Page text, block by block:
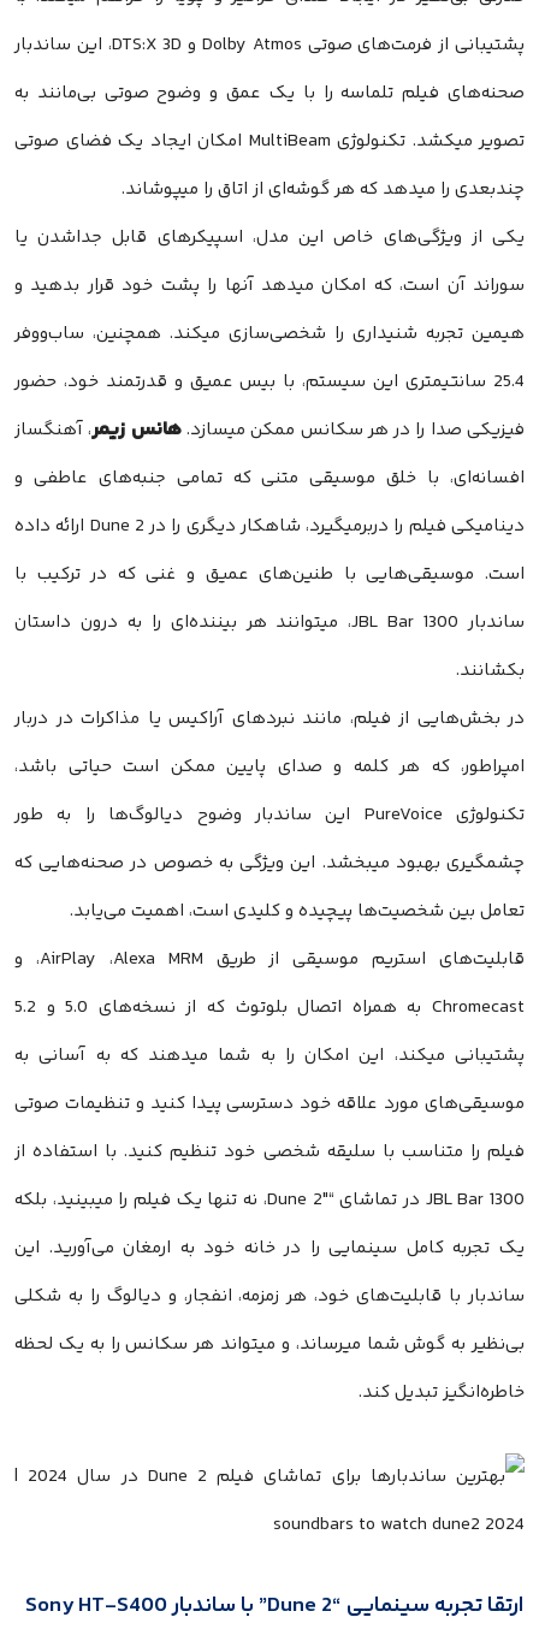
پشتیبانی از فرمت‌های صوتی Dolby Atmos و DTS:X 3D، این ساندبار
صحنه‌های فیلم تلماسه را با یک عمق و وضوح صوتی بی‌مانند به
تصویر میکشد. تکنولوژی MultiBeam امکان ایجاد یک فضای صوتی
چندبعدی را میدهد که هر گوشه‌ای از اتاق را میپوشاند.
یکی از ویژگی‌های خاص این مدل، اسپیکرهای قابل جداشدن یا
سوراند آن است، که امکان میدهد آنها را پشت خود قرار بدهید و
هیمین تجربه‌ شنیداری را شخصی‌سازی میکند. همچنین، ساب‌ووفر
25.4 سانتیمتری این سیستم، با بیس عمیق و قدرتمند خود، حضور
فیزیکی صدا را در هر سکانس ممکن میسازد.هانس زیمر، آهنگساز
افسانه‌ای، با خلق موسیقی متنی که تمامی جنبه‌های عاطفی و
دینامیکی فیلم را دربرمیگیرد، شاهکار دیگری را در Dune 2 ارائه داده
است. موسیقی‌هایی با طنین‌های عمیق و غنی که در ترکیب با
ساندبار JBL Bar 1300، میتوانند هر بیننده‌ای را به درون داستان
بکشانند.
در بخش‌هایی از فیلم، مانند نبردهای آراکیس یا مذاکرات در دربار
امپراطور، که هر کلمه و صدای پایین ممکن است حیاتی باشد،
تکنولوژی PureVoice این ساندبار وضوح دیالوگ‌ها را به طور
چشمگیری بهبود میبخشد. این ویژگی به خصوص در صحنه‌هایی که
تعامل بین شخصیت‌ها پیچیده و کلیدی است، اهمیت می‌یابد.
قابلیت‌های استریم موسیقی از طریق AirPlay ،Alexa MRM، و
Chromecast به همراه اتصال بلوتوث که از نسخه‌های 5.0 و 5.2
پشتیبانی میکند، این امکان را به شما میدهند که به آسانی به
موسیقی‌های مورد علاقه خود دسترسی پیدا کنید و تنظیمات صوتی
فیلم را متناسب با سلیقه شخصی خود تنظیم کنید. با استفاده از
JBL Bar 1300 در تماشای “Dune 2″، نه تنها یک فیلم را میبینید، بلکه
یک تجربه کامل سینمایی را در خانه خود به ارمغان می‌آورید. این
ساندبار با قابلیت‌های خود، هر زمزمه، انفجار، و دیالوگ را به شکلی
بی‌نظیر به گوش شما میرساند، و میتواند هر سکانس را به یک لحظه‌
خاطره‌انگیز تبدیل کند.
ارتقا تجربه سینمایی “Dune 2” با ساندبار Sony HT-S400